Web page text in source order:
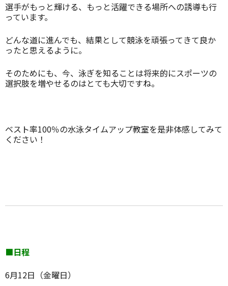
選手がもっと輝ける、もっと活躍できる場所への誘導も行
っています。
どんな道に進んでも、結果として競泳を頑張ってきて良か
ったと思えるように。
そのためにも、今、泳ぎを知ることは将来的にスポーツの
選択肢を増やせるのはとても大切ですね。
ベスト率100％の水泳タイムアップ教室を是非体感してみて
ください！
■日程
6月12日（金曜日）